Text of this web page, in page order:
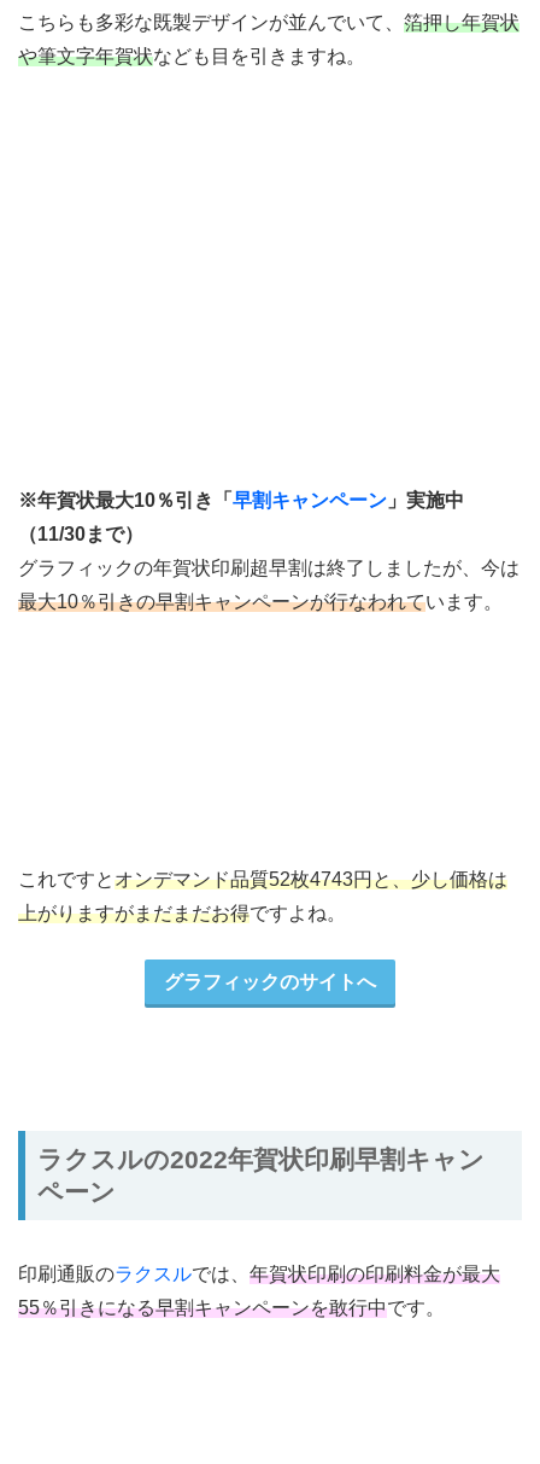
こちらも多彩な既製デザインが並んでいて、 箔押し年賀状
や筆文字年賀状なども目を引きますね。
※年賀状最大10％引き「 早割キャンペーン 」実施中
（11/30まで）
グラフィックの年賀状印刷超早割は終了しましたが、今は
最大10％引きの早割キャンペーンが行なわれています。
これですとオンデマンド品質52枚4743円と、少し価格は
上がりますがまだまだお得ですよね。
グラフィックのサイトへ
ラクスルの2022年賀状印刷早割キャン
ペーン
印刷通販のラクスルでは、 年賀状印刷の印刷料金が最大
55％引きになる早割キャンペーンを敢行中です。